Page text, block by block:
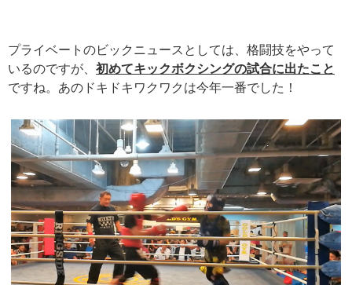
プライベートのビックニュースとしては、格闘技をやって
いるのですが、 初めてキックボクシングの試合に出たこと
ですね。あのドキドキワクワクは今年一番でした！